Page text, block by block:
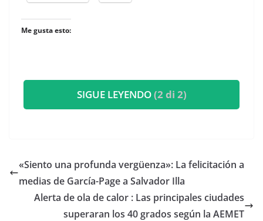
Me gusta esto:
SIGUE LEYENDO(2 di 2)
«Siento una profunda vergüenza»: La felicitación a
medias de García-Page a Salvador Illa
Alerta de ola de calor : Las principales ciudades
superaran los 40 grados según la AEMET